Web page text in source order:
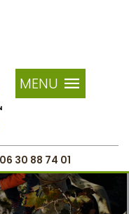
MENU
06 30 88 74 01